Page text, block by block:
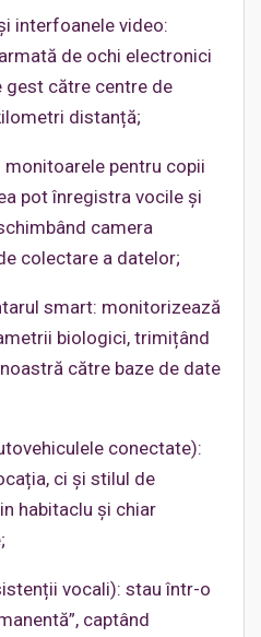
interfoanele video:
de ochi electronici
gest către centre de
distanță;
pentru copii
pot înregistra vocile și
camera
colectare a datelor;
smart: monitorizează
biologici, trimițând
către baze de date
conectate):
ci și stilul de
habitaclu și chiar
vocali): stau într-o
captând